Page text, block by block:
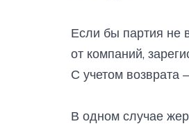
Если бы партия не
от компаний,
С учетом
В одном случае